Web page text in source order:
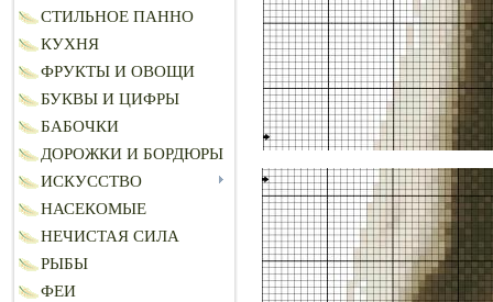
СТИЛЬНОЕ ПАННО
КУХНЯ
ФРУКТЫ И ОВОЩИ
БУКВЫ И ЦИФРЫ
БАБОЧКИ
ДОРОЖКИ И БОРДЮРЫ
ИСКУССТВО
НАСЕКОМЫЕ
НЕЧИСТАЯ СИЛА
РЫБЫ
ФЕИ